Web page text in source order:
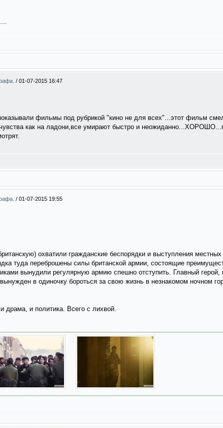
/ 01-07-2015 16:47
фильмы под рубрикой "кино не для всех"...этот фильм
чувства как на ладони,все умирают быстро и
/ 01-07-2015 19:55
охватили гражданские беспорядки и выступления местных
туда переброшены силы британской армии, состоящие
вынудили регулярную армию спешно отступить. Главный
в одиночку бороться за свою жизнь в незнакомом ночном
и политика. Всего с лихвой.